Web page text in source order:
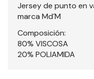
Jersey de punto en
marca Md´M
Composición:
80% VISCOSA
20% POLIAMIDA